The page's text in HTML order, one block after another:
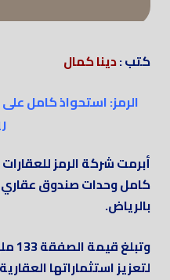
كتب :دينا كمال
أبرمت شركة الرمز
بالرياض.
لتعزيز استثماراتها